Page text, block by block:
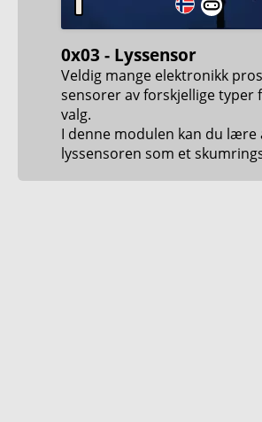
0x03 - Lyssensor
Veldig mange elektronikk
sensorer av forskjellige typer
valg.
I denne modulen kan du lære
lyssensoren som et